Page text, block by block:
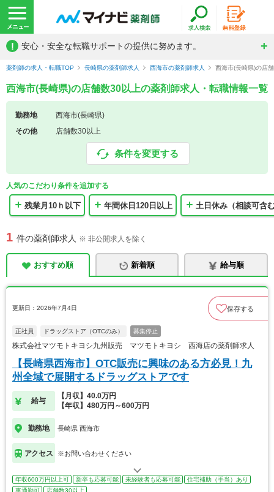
! 安心・安全な転職サポートの提供に努めます。
薬剤師の求人・転職TOP 長崎県の薬剤師求人 西海市の薬剤師求人 西海市(長崎県)の店
西海市(長崎県)の店舗数30以上の薬剤師求人・転職情報一覧
勤務地
西海市(長崎県)
その他
店舗数30以上
条件を変更する
人気のこだわり条件を追加する
残業月10ｈ以下 年間休日120日以上 土日休み（相談可含
1 件の薬剤師求人 ※ 非公開求人を除く
おすすめ順 新着順 給与順
更新日：2026年7月4日 保存する
正社員 ドラッグストア（OTCのみ） 募集停止
株式会社マツモトキヨシ九州販売 マツモトキヨシ 西海店の薬剤師求人
【長崎県西海市】OTC販売に興味のある方必見！九
州全域で展開するドラッグストアです
給与
【月収】40.0万円
【年収】480万円～600万円
勤務地 長崎県 西海市
アクセス ※お問い合わせください
年収600万円以上可 新卒も応募可能 未経験者も応募可能
住宅補助（手当）あり
車通勤可
店舗数30以上